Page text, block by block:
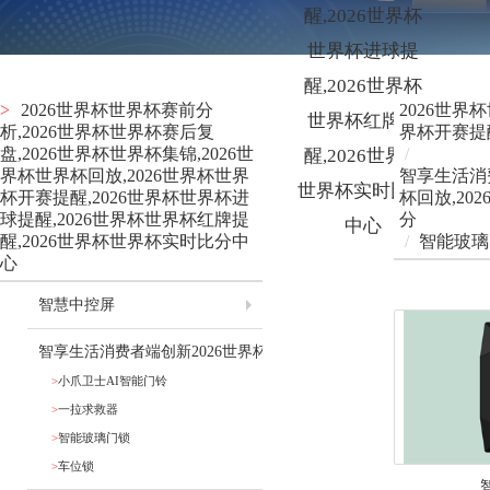
醒,2026世界杯
世界杯进球提
醒,2026世界杯
世界杯红牌提
醒,2026世界杯
世界杯实时比分
中心
>
2026世界杯世界杯赛前分
析,2026世界杯世界杯赛后复
盘,2026世界杯世界杯集锦,2026世
界杯世界杯回放,2026世界杯世界
杯开赛提醒,2026世界杯世界杯进
球提醒,2026世界杯世界杯红牌提
醒,2026世界杯世界杯实时比分中
心
智慧中控屏
智享生活消费者端创新2026世界杯世界杯赛前分析,2026世界杯世
>小爪卫士AI智能门铃
>一拉求救器
>智能玻璃门锁
>车位锁
2026世界
界杯开赛
/
智享生活
杯回放
分
/ 智能玻